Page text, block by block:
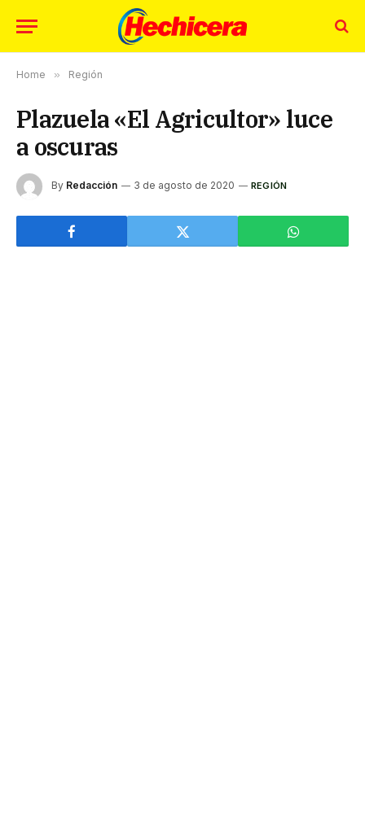
Home » Región
Plazuela «El Agricultor» luce
a oscuras
By Redacción 3 de agosto de 2020 REGIÓN